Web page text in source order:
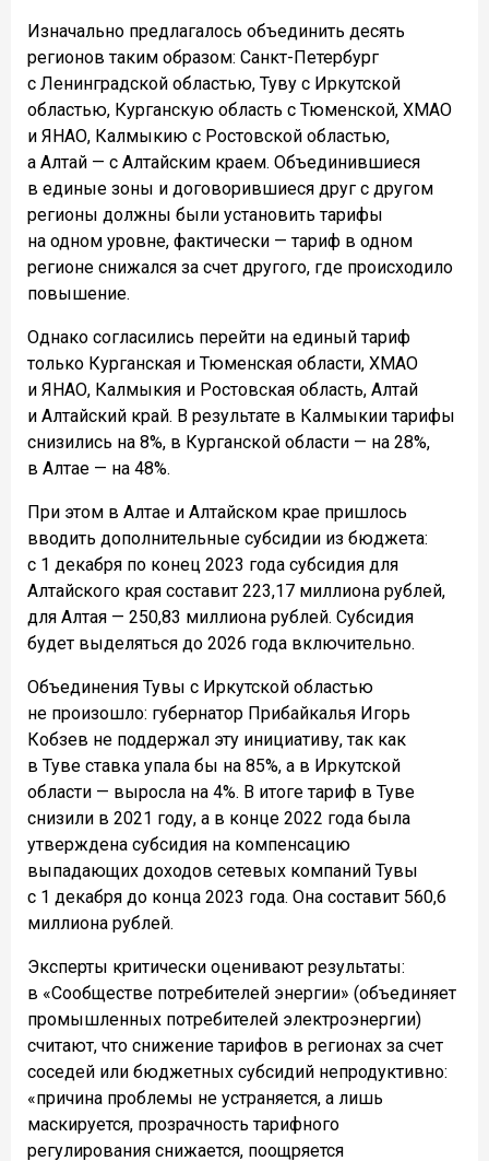
Изначально предлагалось объединить десять
регионов таким образом: Санкт-Петербург
с Ленинградской областью, Туву с Иркутской
областью, Курганскую область с Тюменской, ХМАО
и ЯНАО, Калмыкию с Ростовской областью,
а Алтай — с Алтайским краем. Объединившиеся
в единые зоны и договорившиеся друг с другом
регионы должны были установить тарифы
на одном уровне, фактически — тариф в одном
регионе снижался за счет другого, где происходило
повышение.
Однако согласились перейти на единый тариф
только Курганская и Тюменская области, ХМАО
и ЯНАО, Калмыкия и Ростовская область, Алтай
и Алтайский край. В результате в Калмыкии тарифы
снизились на 8%, в Курганской области — на 28%,
в Алтае — на 48%.
При этом в Алтае и Алтайском крае пришлось
вводить дополнительные субсидии из бюджета:
с 1 декабря по конец 2023 года субсидия для
Алтайского края составит 223,17 миллиона рублей,
для Алтая — 250,83 миллиона рублей. Субсидия
будет выделяться до 2026 года включительно.
Объединения Тувы с Иркутской областью
не произошло: губернатор Прибайкалья Игорь
Кобзев не поддержал эту инициативу, так как
в Туве ставка упала бы на 85%, а в Иркутской
области — выросла на 4%. В итоге тариф в Туве
снизили в 2021 году, а в конце 2022 года была
утверждена субсидия на компенсацию
выпадающих доходов сетевых компаний Тувы
с 1 декабря до конца 2023 года. Она составит 560,6
миллиона рублей.
Эксперты критически оценивают результаты:
в «Сообществе потребителей энергии» (объединяет
промышленных потребителей электроэнергии)
считают, что снижение тарифов в регионах за счет
соседей или бюджетных субсидий непродуктивно:
«причина проблемы не устраняется, а лишь
маскируется, прозрачность тарифного
регулирования снижается, поощряется